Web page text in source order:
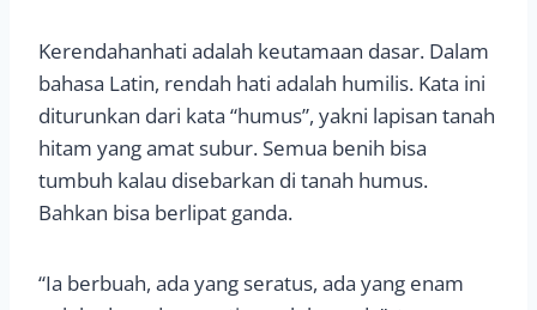
Kerendahanhati adalah keutamaan dasar. Dalam
bahasa Latin, rendah hati adalah humilis. Kata ini
diturunkan dari kata “humus”, yakni lapisan tanah
hitam yang amat subur. Semua benih bisa
tumbuh kalau disebarkan di tanah humus.
Bahkan bisa berlipat ganda.
“Ia berbuah, ada yang seratus, ada yang enam